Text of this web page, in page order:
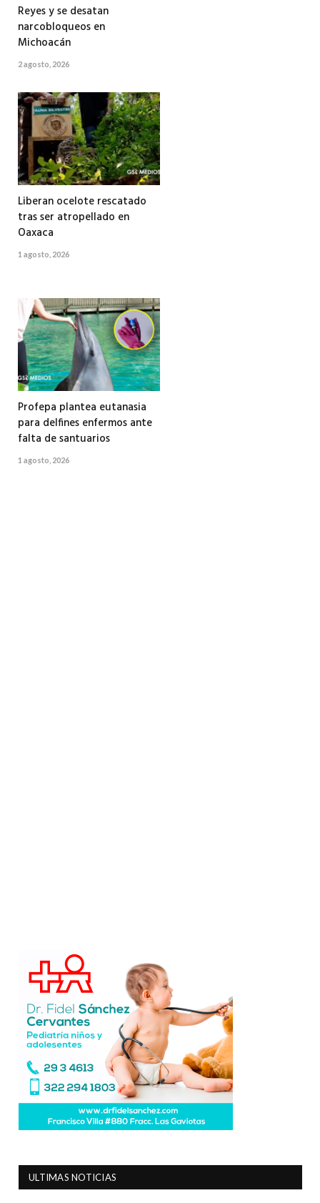
Reyes y se desatan
narcobloqueos en
Michoacán
2 agosto, 2026
Liberan ocelote rescatado
tras ser atropellado en
Oaxaca
1 agosto, 2026
Profepa plantea eutanasia
para delfines enfermos ante
falta de santuarios
1 agosto, 2026
ULTIMAS NOTICIAS